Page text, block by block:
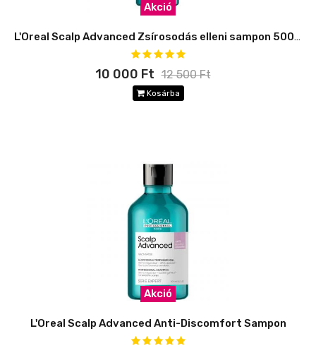
Akció
L'Oreal Scalp Advanced Zsírosodás elleni sampon 500ml
10 000 Ft 12 500 Ft
Kosárba
Akció
L'Oreal Scalp Advanced Anti-Discomfort Sampon